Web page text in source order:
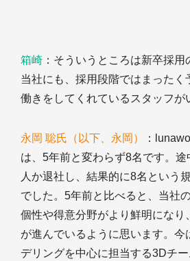
箱崎 ：そういうところは新卒採用
当社にも、採用段階ではまったく
働きをしてくれているスタッフが
永岡 聡氏（以下、永岡）
：
は、5年前と変わらず8名です。
人か退社し、結果的に8名という
でした。5年前と比べると、当社
個性や得意分野がより鮮明になり
が進んでいるように思います。今
デリングを中心に担当する3Dチ